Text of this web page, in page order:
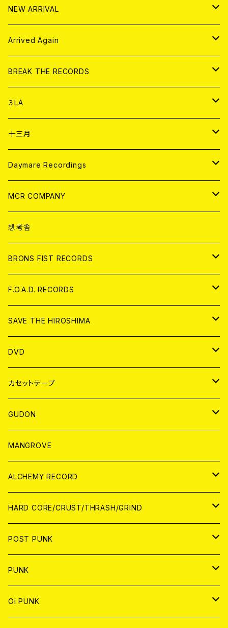
HOOD
EL ZINE
アナログ
アパレル
書籍
DIGITAL CONTENTS
NEW ARRIVAL
CD
アナログ
Arrived Again
CD
アナログ
BREAK THE RECORDS
CD
ANALOG
アパレル
３LA
CD
ANALOG
十三月
CD
ANALOG
Daymare Recordings
CD
ANALOG
MCR COMPANY
CD
アパレル
ANALOG
想考舎
BRONS FIST RECORDS
CD
ANALOG
F.O.A.D. RECORDS
CD
ANALOG
SAVE THE HIROSHIMA
アパレル
BADGE
DVD
JAPAN
WORLD
カセットテープ
JAPAN
WORLD
GUDON
アパレル
PATCH
アナログ
DIGITAL CONTENTS
MANGROVE
ALCHEMY RECORD
CD
ANALOG
HARD CORE/CRUST/THRASH/GRIND
JAPAN
CD
ANALOG
WORLD
CD
POST PUNK
CD
JAPAN
ANALOG
PUNK
JAPAN
Oi PUNK